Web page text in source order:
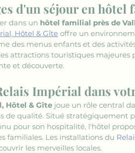
d'un séjour en hôtel
dans un hôtel familial près de
Hôtel & Gîte offre un
des menus enfants et des
attractions touristiques
et découverte.
Impérial dans
Hôtel & Gîte joue un rôle central
de qualité. Situé stratégiquement
pour son hospitalité, l'hôtel
familiales. Les installations du
les merveilles locales.